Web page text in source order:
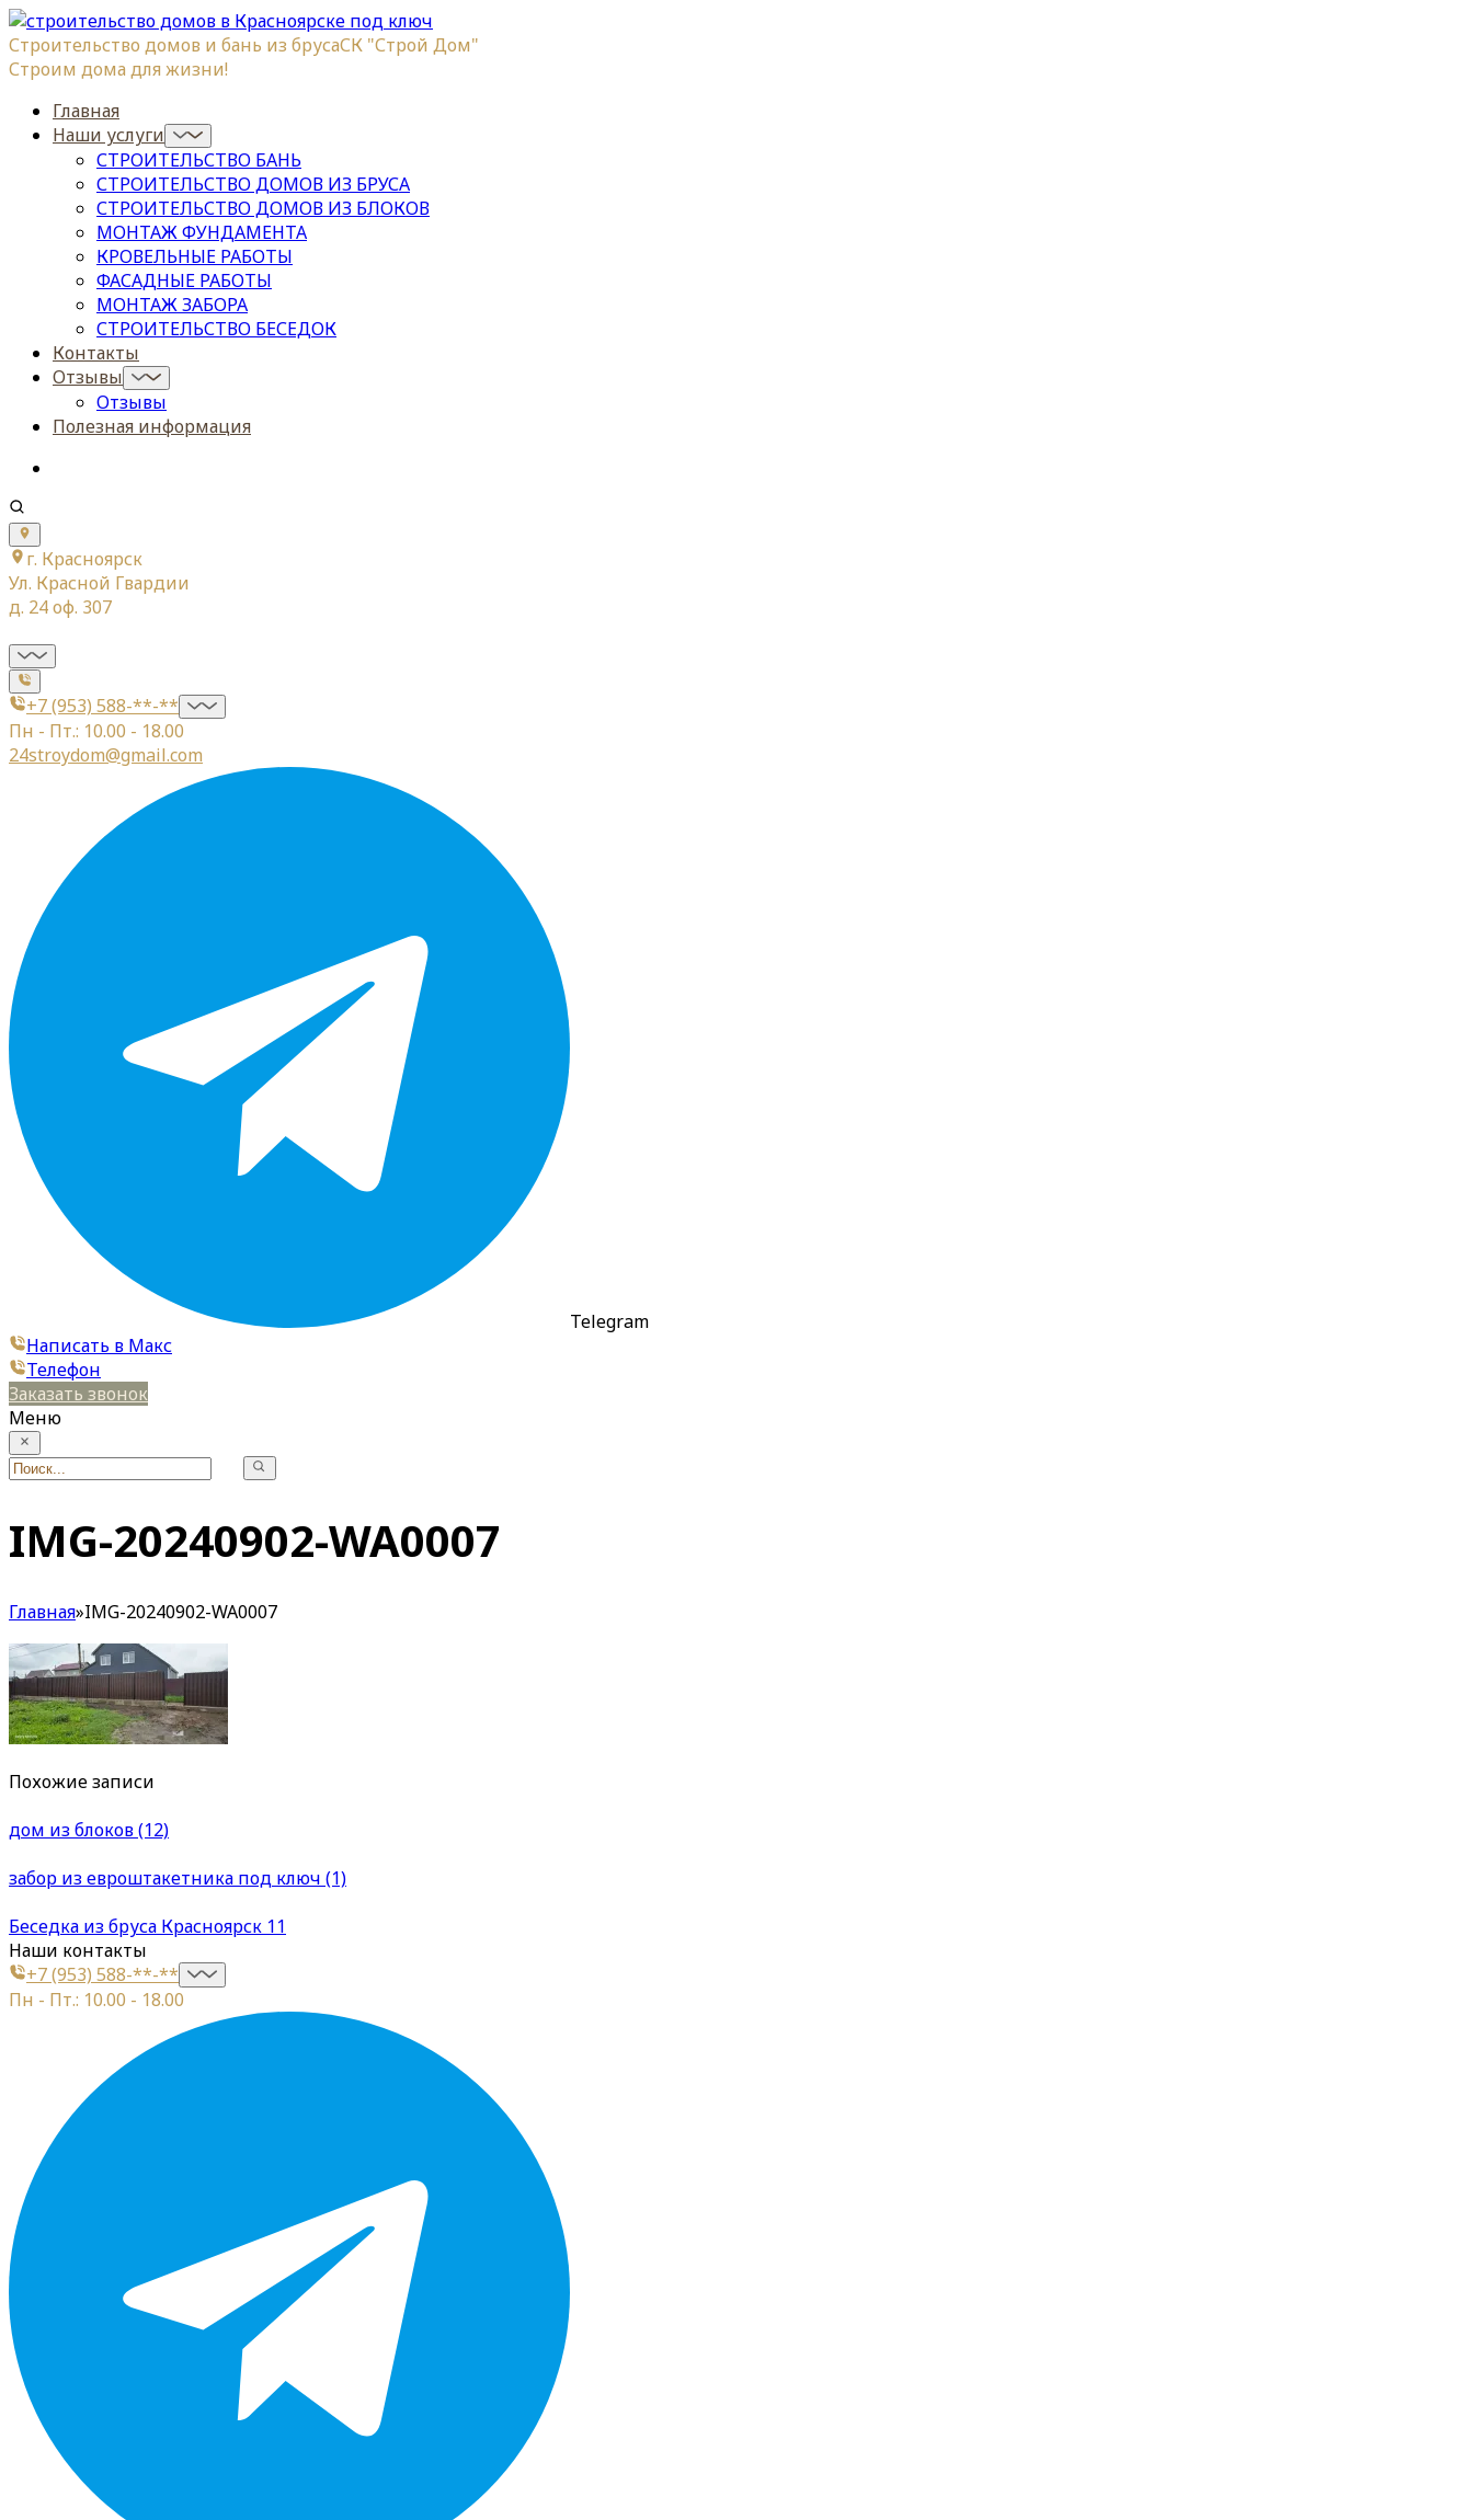
Строительство домов и бань из брусаСК "Строй Дом"
Строим дома для жизни!
Главная
Наши услуги
СТРОИТЕЛЬСТВО БАНЬ
СТРОИТЕЛЬСТВО ДОМОВ ИЗ БРУСА
СТРОИТЕЛЬСТВО ДОМОВ ИЗ БЛОКОВ
МОНТАЖ ФУНДАМЕНТА
КРОВЕЛЬНЫЕ РАБОТЫ
ФАСАДНЫЕ РАБОТЫ
МОНТАЖ ЗАБОРА
СТРОИТЕЛЬСТВО БЕСЕДОК
Контакты
Отзывы
Отзывы
Полезная информация
г. Красноярск
Ул. Красной Гвардии
д. 24 оф. 307
+7 (953) 588-**-**
Пн - Пт.: 10.00 - 18.00
24stroydom@gmail.com
Telegram
Написать в Макс
Телефон
Заказать звонок
Меню
IMG-20240902-WA0007
Главная»IMG-20240902-WA0007
Похожие записи
дом из блоков (12)
забор из евроштакетника под ключ (1)
Беседка из бруса Красноярск 11
Наши контакты
+7 (953) 588-**-**
Пн - Пт.: 10.00 - 18.00